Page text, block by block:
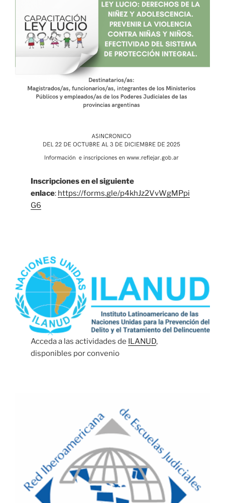
Inscripciones en el siguiente
enlace: https://forms.gle/p4khJz2VvWgMPpi
G6
Acceda a las actividades de ILANUD,
disponibles por convenio